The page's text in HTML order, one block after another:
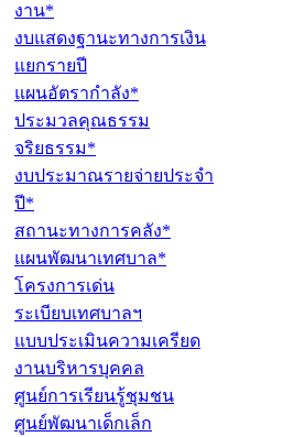
งาน*
งบแสดงฐานะทางการเงิน
แยกรายปี
แผนอัตรากำลัง*
ประมวลคุณธรรม
จริยธรรม*
งบประมาณรายจ่ายประจำ
ปี*
สถานะทางการคลัง*
แผนพัฒนาเทศบาล*
โครงการเด่น
ระเบียบเทศบาลฯ
แบบประเมินความเครียด
งานบริหารบุคคล
ศูนย์การเรียนรู้ชุมชน
ศูนย์พัฒนาเด็กเล็ก